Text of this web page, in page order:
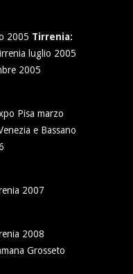
2005 Tirrenia:
luglio 2005
2005
Pisa marzo
e Bassano
2007
2008
Grosseto